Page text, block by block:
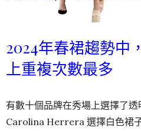
2024年春裙趨勢中
上重複次數最多
有數十個品牌在秀場上選擇了
Carolina Herrera 選擇白色裙